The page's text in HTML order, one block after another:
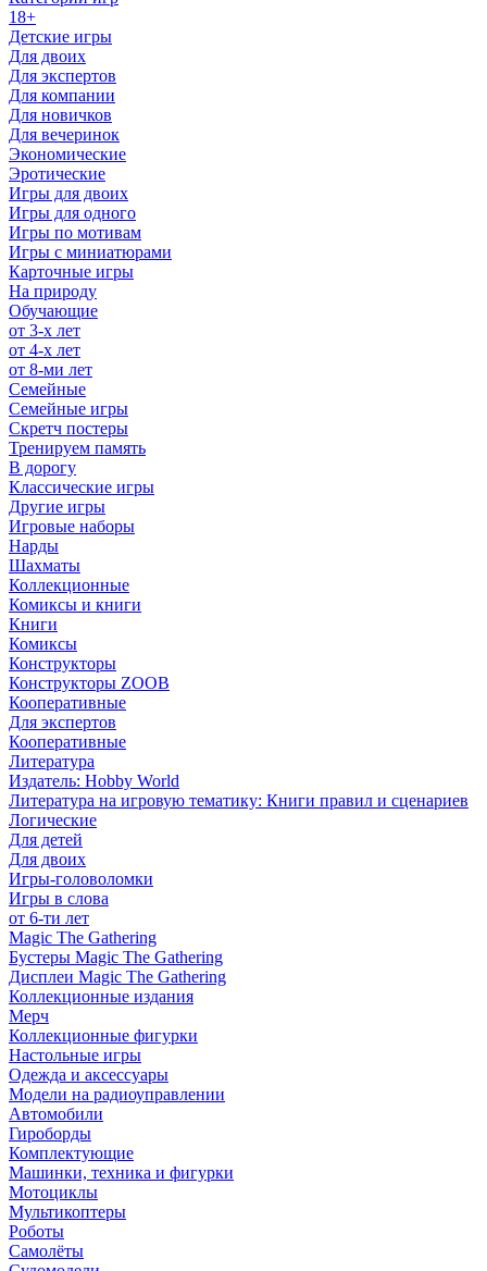
18+
Детские игры
Для двоих
Для экспертов
Для компании
Для новичков
Для вечеринок
Экономические
Эротические
Игры для двоих
Игры для одного
Игры по мотивам
Игры с миниатюрами
Карточные игры
На природу
Обучающие
от 3-х лет
от 4-х лет
от 8-ми лет
Семейные
Семейные игры
Скретч постеры
Тренируем память
В дорогу
Классические игры
Другие игры
Игровые наборы
Нарды
Шахматы
Коллекционные
Комиксы и книги
Книги
Комиксы
Конструкторы
Конструкторы ZOOB
Кооперативные
Для экспертов
Кооперативные
Литература
Издатель: Hobby World
Литература на игровую тематику: Книги правил и сценариев
Логические
Для детей
Для двоих
Игры-головоломки
Игры в слова
от 6-ти лет
Magic The Gathering
Бустеры Magic The Gathering
Дисплеи Magic The Gathering
Коллекционные издания
Мерч
Коллекционные фигурки
Настольные игры
Одежда и аксессуары
Модели на радиоуправлении
Автомобили
Гироборды
Комплектующие
Машинки, техника и фигурки
Мотоциклы
Мультикоптеры
Роботы
Самолёты